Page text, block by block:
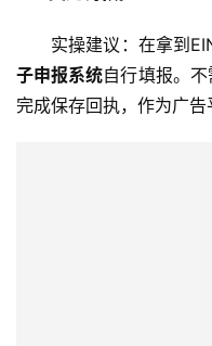
资
讯
实操建议：在拿到
子申报系统自行填报。不
完成保存回执，作为广告